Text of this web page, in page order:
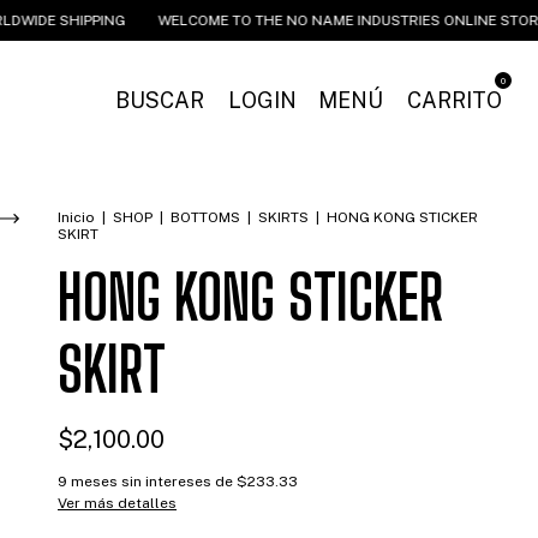
SHIPPING WELCOME TO THE NO NAME INDUSTRIES ONLINE STORE
MENÚ
BUSCAR LOGIN CARRITO
0
Inicio SHOP BOTTOMS SKIRTS
HONG KONG STICKER
SKIRT
HONG KONG STICKER
SKIRT
$2,100.00
9 meses sin intereses de $233.33
Ver más detalles